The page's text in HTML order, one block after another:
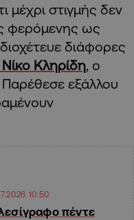
μέχρι στιγμής δεν
φερόμενης ως
διάφορες
Νίκο Κληρίδη, ο
εξάλλου
10:50
πέντε